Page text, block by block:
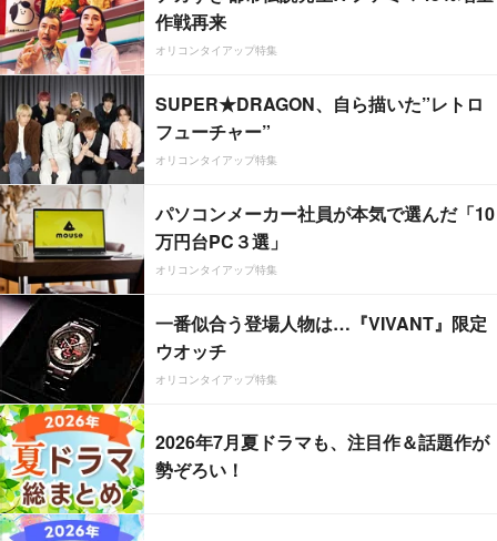
作戦再来
オリコンタイアップ特集
SUPER★DRAGON、自ら描いた”レトロ
フューチャー”
オリコンタイアップ特集
パソコンメーカー社員が本気で選んだ「10
万円台PC３選」
オリコンタイアップ特集
一番似合う登場人物は…『VIVANT』限定
ウオッチ
オリコンタイアップ特集
2026年7月夏ドラマも、注目作＆話題作が
勢ぞろい！